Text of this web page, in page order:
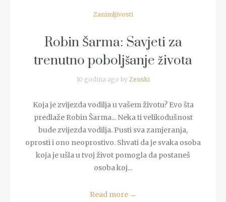
Zanimljivosti
Robin Šarma: Savjeti za
trenutno poboljšanje života
10 godina ago by Zenski
Koja je zvijezda vodilja u vašem životu? Evo šta
predlaže Robin Šarma... Neka ti velikodušnost
bude zvijezda vodilja. Pusti sva zamjeranja,
oprosti i ono neoprostivo. Shvati da je svaka osoba
koja je ušla u tvoj život pomogla da postaneš
osoba koj...
Read more →